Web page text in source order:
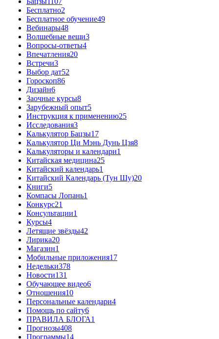
Бесплатно2
Бесплатное обучение49
Вебинары48
Волшебные вещи3
Вопросы-ответы4
Впечатления20
Встречи3
Выбор дат52
Гороскоп86
Дизайн6
Заочные курсы8
Зарубежный опыт5
Инструкция к применению25
Исследования3
Калькулятор Бацзы17
Калькулятор Ци Мэнь Дунь Цзя8
Калькуляторы и календари1
Китайская медицина25
Китайский календарь1
Китайский Календарь (Тун Шу)20
Книги5
Компасы Лопань1
Конкурс21
Консультации1
Курсы4
Летящие звёзды42
Лирика20
Магазин1
Мобильные приложения17
Недельки378
Новости131
Обучающее видео6
Отношения10
Персональные календари4
Помощь по сайту6
ПРАВИЛА БЛОГА1
Прогнозы408
Программы14